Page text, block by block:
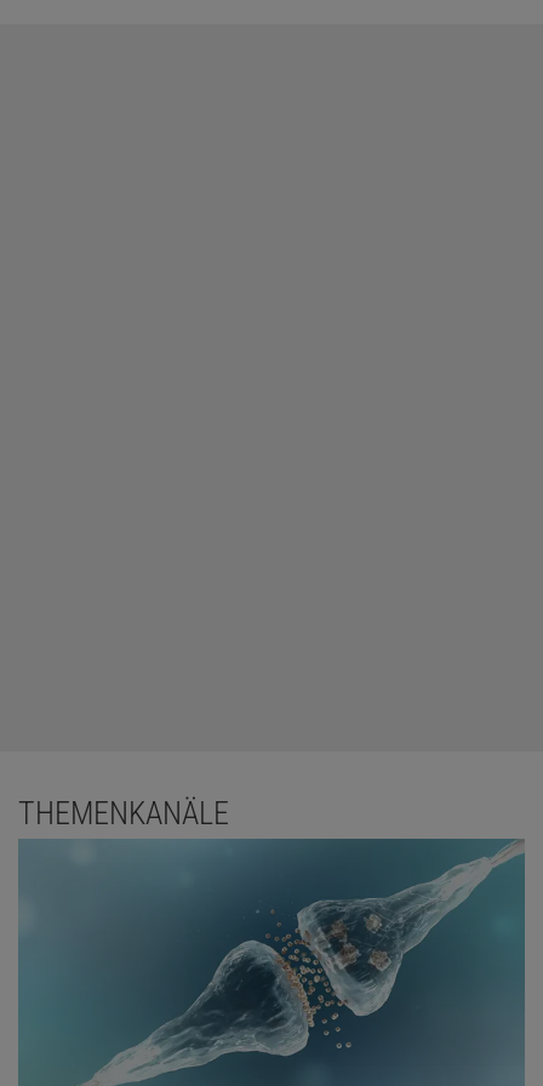
Mensch sorgt sich um die Zukunft", sagt Riemann, "der
schizophrene Mensch mit einer Paranoia fühlt sich verfolgt und
versucht sich wie in einem Hitchcock-Film zu verstecken; und ein
Mensch mit einer Angststörung schreckt beim geringsten Anlass
Beim Hyperarousal handelt sich um eine übertriebene
Stressreaktion, die grundlos permanent anhält. Sie lässt die
Betroffenen nicht mehr richtig schlafen. "Hyperarousal und die
Schlafstörung erhöhen wiederum die Anfälligkeit für eine
THEMENKANÄLE